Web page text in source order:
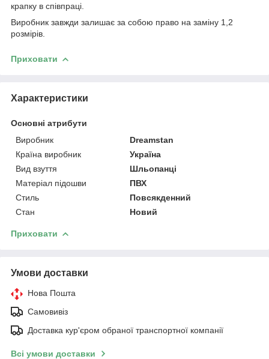
крапку в співпраці.
Виробник завжди залишає за собою право на заміну 1,2
розмірів.
Приховати
Характеристики
Основні атрибути
Виробник
Dreamstan
Країна виробник
Україна
Вид взуття
Шльопанці
Матеріал підошви
ПВХ
Стиль
Повсякденний
Стан
Новий
Приховати
Умови доставки
Нова Пошта
Самовивіз
Доставка кур'єром обраної транспортної компанії
Всі умови доставки